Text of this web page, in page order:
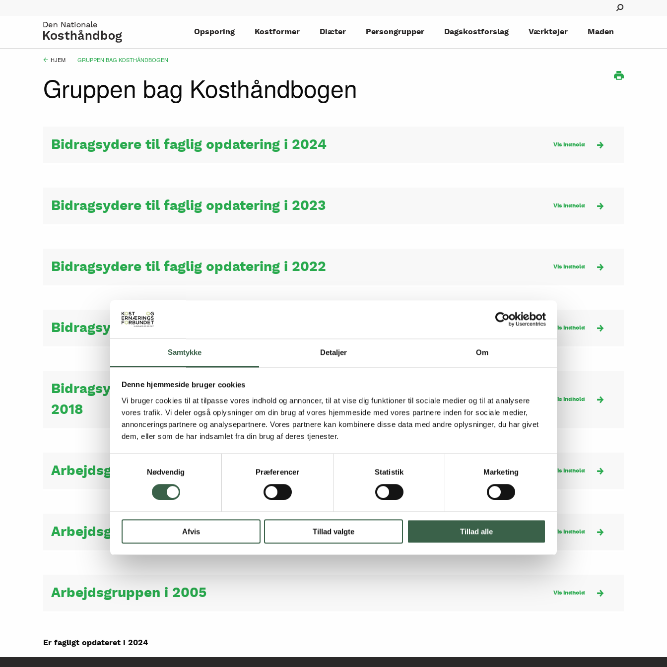
Samtykke Detaljer Om
Denne hjemmeside bruger cookies
Vi bruger cookies til at tilpasse vores indhold og annoncer, til at vise dig funktioner til sociale medier og til at analysere
vores trafik. Vi deler også oplysninger om din brug af vores hjemmeside med vores partnere inden for sociale medier,
annonceringspartnere og analysepartnere. Vores partnere kan kombinere disse data med andre oplysninger, du har givet
dem, eller som de har indsamlet fra din brug af deres tjenester.
Nødvendig
Præferencer Statistik Marketing
Afvis Tillad valgte Tillad alle
hovedindhold
Opsporing Kostformer Diæter Persongrupper Dagskostforslag Værktøjer Maden
Brødkrumme
HJEM CURRENT:
GRUPPEN BAG KOSTHÅNDBOGEN
Gruppen bag Kosthåndbogen
Bidragsydere til faglig opdatering i 2024 Vis indhold
Bidragsydere til faglig opdatering i 2023 Vis indhold
Bidragsydere til faglig opdatering i 2022 Vis indhold
Bidragsydere til faglig opdatering i 2021 Vis indhold
Bidragsydere til faglig opdatering af ’Persongrupper’ og ’Diabetesdiæt’ i
2018
Vis indhold
Arbejdsgruppen i 2016 Vis indhold
Arbejdsgruppen i 2010 Vis indhold
Arbejdsgruppen i 2005 Vis indhold
Er fagligt opdateret i 2024